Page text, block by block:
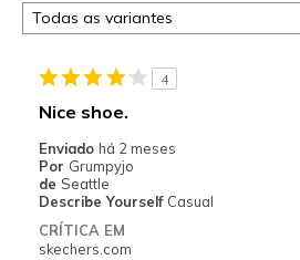
4
Nice shoe.
Enviado há 2 meses
Por Grumpyjo
de Seattle
Describe Yourself Casual
CRÍTICA EM
skechers.com